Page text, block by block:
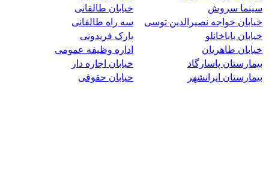
سینما سروش
خیابان طالقانی
خیابان خواجه نصیرالدین توسی
سه راه طالقانی
خیابان باباخانلو
پارک فریدونی
خیابان طاهریان
اداره وظیفه عمومی
بیمارستان پاسارگاد
خیابان اجاره دار
بیمارستان ایرانشهر
خیابان حقوقی